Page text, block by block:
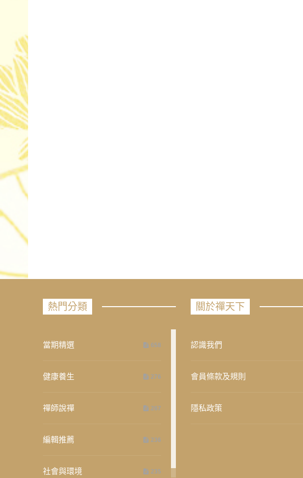
熱門分類
當期精選 658
健康養生 276
禪師說禪 267
編輯推薦 236
社會與環境 235
關於禪天下
認識我們
會員條款及規則
隱私政策